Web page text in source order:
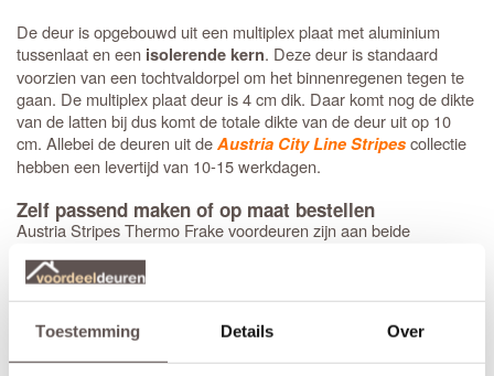
Toestemming Details Over
De deur is opgebouwd uit een multiplex plaat met aluminium
tussenlaat en een isolerende kern. Deze deur is standaard
voorzien van een tochtvaldorpel om het binnenregenen tegen te
gaan. De multiplex plaat deur is 4 cm dik. Daar komt nog de dikte
van de latten bij dus komt de totale dikte van de deur uit op 10
cm. Allebei de deuren uit deAustria City Line Stripescollectie
hebben een levertijd van 10-15 werkdagen.
Zelf passend maken of op maat bestellen
Austria Stripes Thermo Frake voordeuren zijn aan beide
onderzijde zijn Austria City Line deuren 75 mm in te korten. Let bij
het inkorten van de deur op de hoogte van het krukgat en
garantie van 6 jaar blijft van kracht binnen deze aangegeven
marges, mits aan de verwerkingsvoorschriften is voldaan.